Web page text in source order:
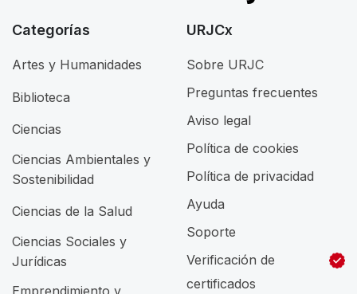
Categorías
Artes y Humanidades
Biblioteca
Ciencias
Ciencias Ambientales y
Sostenibilidad
Ciencias de la Salud
Ciencias Sociales y
Jurídicas
URJCx
Sobre URJC
Preguntas frecuentes
Aviso legal
Política de cookies
Política de privacidad
Ayuda
Soporte
Verificación de
certificados